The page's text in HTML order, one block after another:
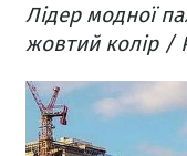
Лідер модної
жовтий колір /